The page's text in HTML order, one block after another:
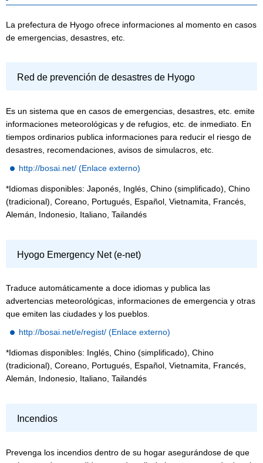
La prefectura de Hyogo ofrece informaciones al momento en casos
de emergencias, desastres, etc.
Red de prevención de desastres de Hyogo
Es un sistema que en casos de emergencias, desastres, etc. emite
informaciones meteorológicas y de refugios, etc. de inmediato. En
tiempos ordinarios publica informaciones para reducir el riesgo de
desastres, recomendaciones, avisos de simulacros, etc.
http://bosai.net/ (Enlace externo)
*Idiomas disponibles: Japonés, Inglés, Chino (simplificado), Chino
(tradicional), Coreano, Portugués, Español, Vietnamita, Francés,
Alemán, Indonesio, Italiano, Tailandés
Hyogo Emergency Net (e-net)
Traduce automáticamente a doce idiomas y publica las
advertencias meteorológicas, informaciones de emergencia y otras
que emiten las ciudades y los pueblos.
http://bosai.net/e/regist/ (Enlace externo)
*Idiomas disponibles: Inglés, Chino (simplificado), Chino
(tradicional), Coreano, Portugués, Español, Vietnamita, Francés,
Alemán, Indonesio, Italiano, Tailandés
Incendios
Prevenga los incendios dentro de su hogar asegurándose de que